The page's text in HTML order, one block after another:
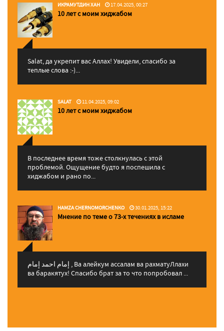
ИКРАМУТДИН ХАН 17.04.2025, 00:27
10 лет с моим хиджабом
Salat, да укрепит вас Аллаx! Увидели, спасибо за
теплые слова :-)...
SALAT 11.04.2025, 09:02
10 лет с моим хиджабом
В последнее время тоже столкнулась с этой
проблемой. Ощущение будто я поспешила с
хиджабом и рано по...
HAMZA CHERNOMORCHENKO 30.01.2025, 15:22
Мнение по теме о 73-х течениях в исламе
إمام احمد إمام , Ва алейкум ассалам ва рахматуЛлахи
ва баракятух! Спасибо брат за то что попробовал ...